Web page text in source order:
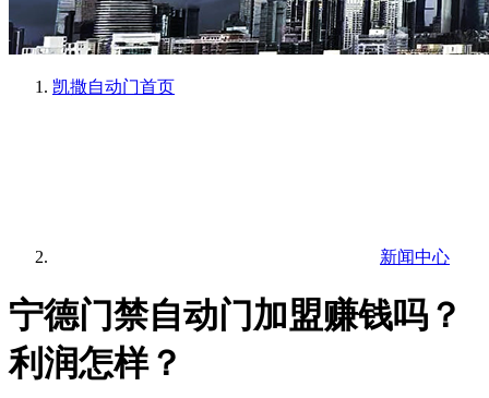
凯撒自动门首页
新闻中心
宁德门禁自动门加盟赚钱吗？
利润怎样？